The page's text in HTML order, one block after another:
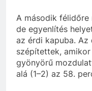
A második
de egyenlítés
az érdi kapuba.
szépítettek,
gyönyörű
alá (1–2) az 58.